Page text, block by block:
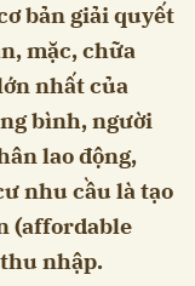
bản giải quyết
mặc, chữa
nhất của
bình, người
lao động,
nhu cầu là tạo
(affordable
nhập.